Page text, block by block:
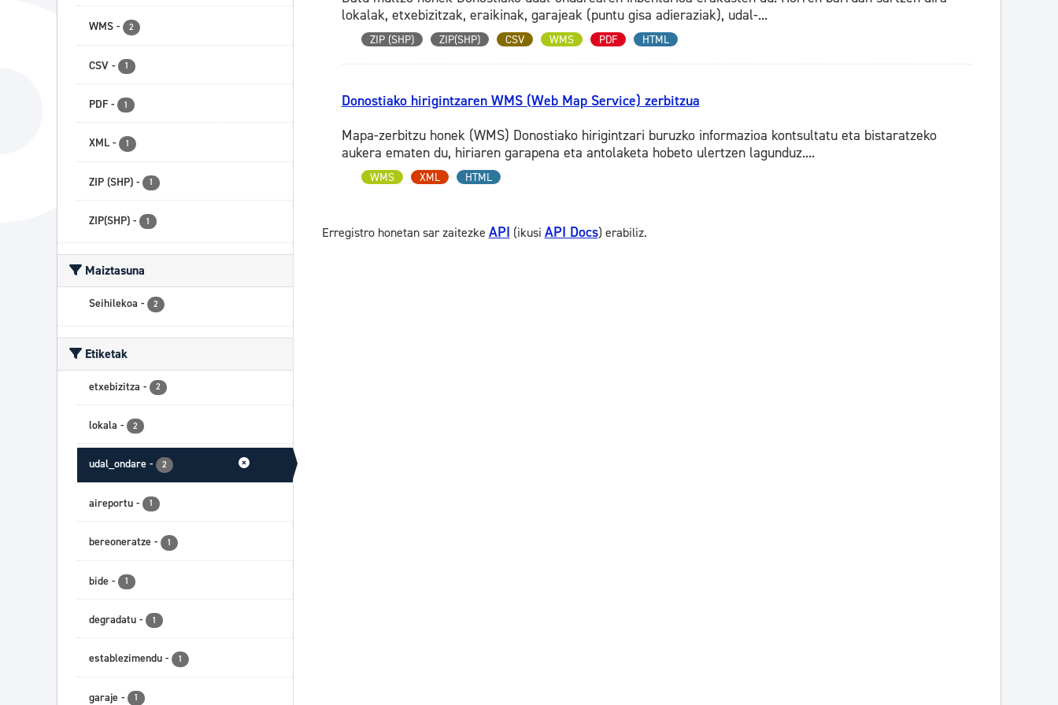
WMS - 2
CSV - 1
PDF - 1
XML - 1
ZIP (SHP) - 1
ZIP(SHP) - 1
Maiztasuna
Seihilekoa - 2
Etiketak
etxebizitza - 2
lokala - 2
udal_ondare - 2
aireportu - 1
bereoneratze - 1
bide - 1
degradatu - 1
establezimendu - 1
garaje - 1
lokalak, etxebizitzak, eraikinak, garajeak (puntu gisa adieraziak), udal-...
ZIP (SHP) ZIP(SHP) CSV WMS PDF HTML
Donostiako hirigintzaren WMS (Web Map Service) zerbitzua
Mapa-zerbitzu honek (WMS) Donostiako hirigintzari buruzko informazioa kontsultatu eta bistaratzeko
aukera ematen du, hiriaren garapena eta antolaketa hobeto ulertzen lagunduz....
WMS XML HTML
Erregistro honetan sar zaitezke API (ikusi API Docs) erabiliz.